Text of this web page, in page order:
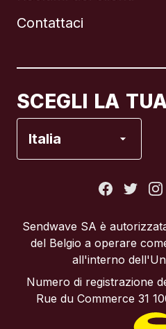
Contattaci
SCEGLI LA
Italia
Regno Unito
Spagna
Sendwave SA è
del Belgio a operare
all'interno
Numero di registrazione
Rue du Commerce 31